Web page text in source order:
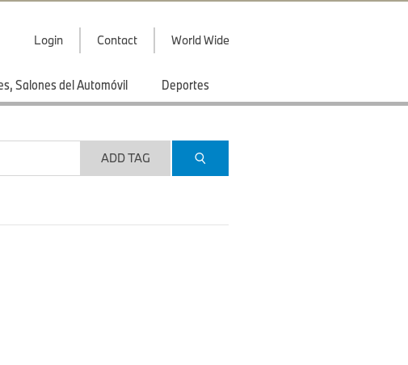
Login Contact World Wide
Salones del Automóvil Deportes
ADD TAG